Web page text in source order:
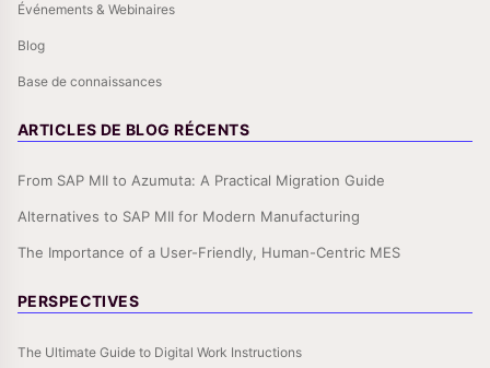
Événements & Webinaires
Blog
Base de connaissances
ARTICLES DE BLOG RÉCENTS
From SAP MII to Azumuta: A Practical Migration Guide
Alternatives to SAP MII for Modern Manufacturing
The Importance of a User-Friendly, Human-Centric MES
PERSPECTIVES
The Ultimate Guide to Digital Work Instructions